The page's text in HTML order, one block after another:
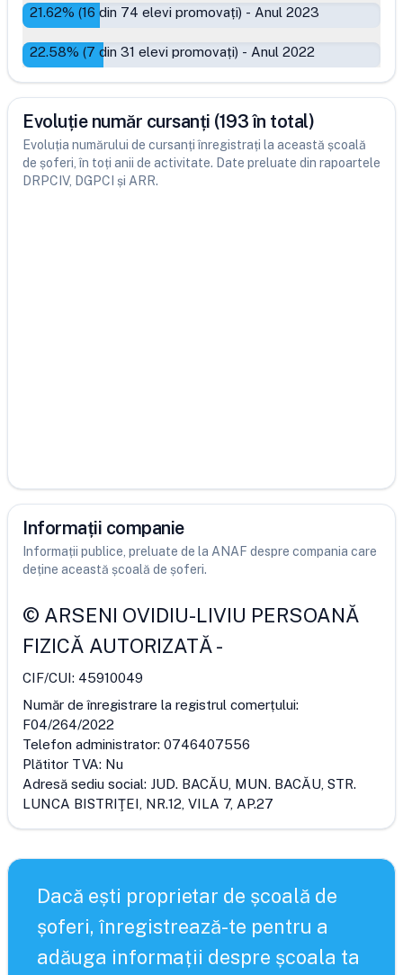
21.62% (16 din 74 elevi promovați) - Anul 2023
22.58% (7 din 31 elevi promovați) - Anul 2022
Evoluție număr cursanți (193 în total)
Evoluția numărului de cursanți înregistrați la această școală
de șoferi, în toți anii de activitate. Date preluate din rapoartele
DRPCIV, DGPCI și ARR.
Informații companie
Informații publice, preluate de la ANAF despre compania care
deține această școală de șoferi.
© ARSENI OVIDIU-LIVIU PERSOANĂ
FIZICĂ AUTORIZATĂ-
CIF/CUI: 45910049
Număr de înregistrare la registrul comerțului:
F04/264/2022
Telefon administrator: 0746407556
Plătitor TVA: Nu
Adresă sediu social: JUD. BACĂU, MUN. BACĂU, STR.
LUNCA BISTRIŢEI, NR.12, VILA 7, AP.27
Dacă ești proprietar de școală de
șoferi, înregistrează-te pentru a
adăuga informații despre școala ta